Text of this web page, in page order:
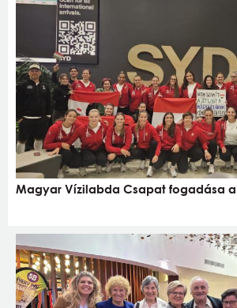
Magyar Vízilabda Csapat fogadása